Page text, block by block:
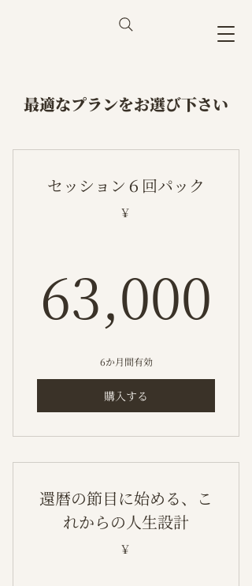
最適なプランをお選び下さい
セッション６回パック
￥
63,000
6か月間有効
購入する
還暦の節目に始める、こ
れからの人生設計
￥